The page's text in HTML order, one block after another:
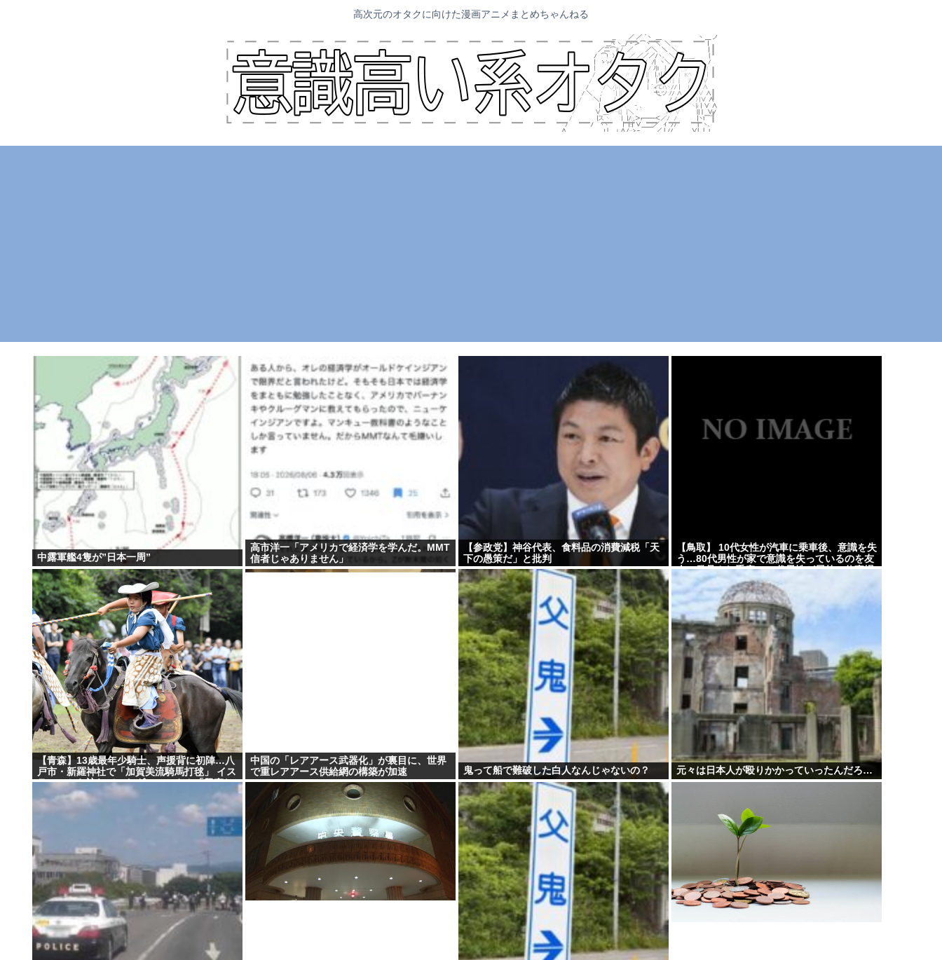
高次元のオタクに向けた漫画アニメまとめちゃんねる
中露軍艦4隻が”日本一周”
高市洋一「アメリカで経済学を学んだ。MMT
信者じゃありません」
【参政党】神谷代表、食料品の消費減税「天
下の愚策だ」と批判
【鳥取】 10代女性が汽車に乗車後、意識を失
う…80代男性が家で意識を失っているのを友
人に発見され重症…40代男性が屋外の仕事場
で作業中に頭痛・嘔気…熱中症疑いの救急搬
送相次ぐ
【青森】13歳最年少騎士、声援背に初陣…八
戸市・新羅神社で「加賀美流騎馬打毬」 イス
ラエルから訪れていたダニエルさん「興奮し
中国の「レアアース武器化」が裏目に、世界
で重レアアース供給網の構築が加速
鬼って船で難破した白人なんじゃないの？ 元々は日本人が殴りかかっていったんだろ…